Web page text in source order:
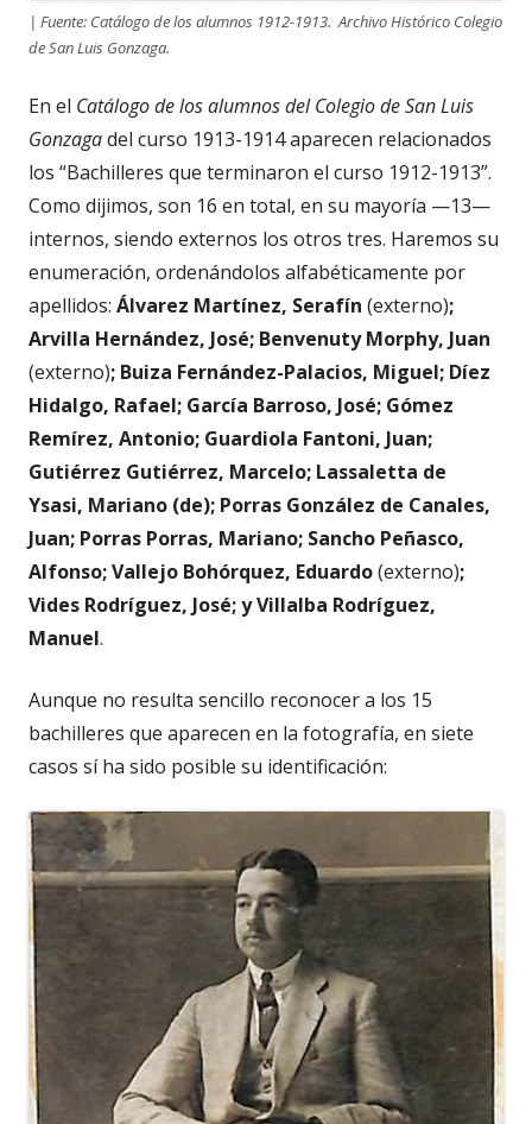
| Fuente: Catálogo de los alumnos 1912-1913. Archivo Histórico Colegio
de San Luis Gonzaga.
En el Catálogo de los alumnos del Colegio de San Luis
Gonzagadel curso 1913-1914 aparecen relacionados
los “Bachilleres que terminaron el curso 1912-1913”.
Como dijimos, son 16 en total, en su mayoría —13—
internos, siendo externos los otros tres. Haremos su
enumeración, ordenándolos alfabéticamente por
apellidos: Álvarez Martínez, Serafín (externo);
Arvilla Hernández, José; Benvenuty Morphy, Juan
(externo); Buiza Fernández-Palacios, Miguel; Díez
Hidalgo, Rafael; García Barroso, José; Gómez
Remírez, Antonio; Guardiola Fantoni, Juan;
Gutiérrez Gutiérrez, Marcelo; Lassaletta de
Ysasi, Mariano (de); Porras González de Canales,
Juan; Porras Porras, Mariano; Sancho Peñasco,
Alfonso; Vallejo Bohórquez, Eduardo(externo);
Vides Rodríguez, José; y Villalba Rodríguez,
Manuel.
Aunque no resulta sencillo reconocer a los 15
bachilleres que aparecen en la fotografía, en siete
casos sí ha sido posible su identificación: